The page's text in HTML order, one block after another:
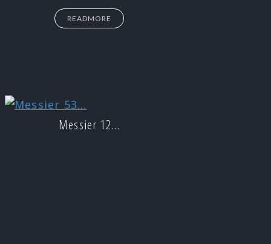
READMORE
Messier 12…